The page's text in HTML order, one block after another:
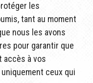
les
tant au moment
nous les avons
pour garantir que
accès à vos
ceux qui